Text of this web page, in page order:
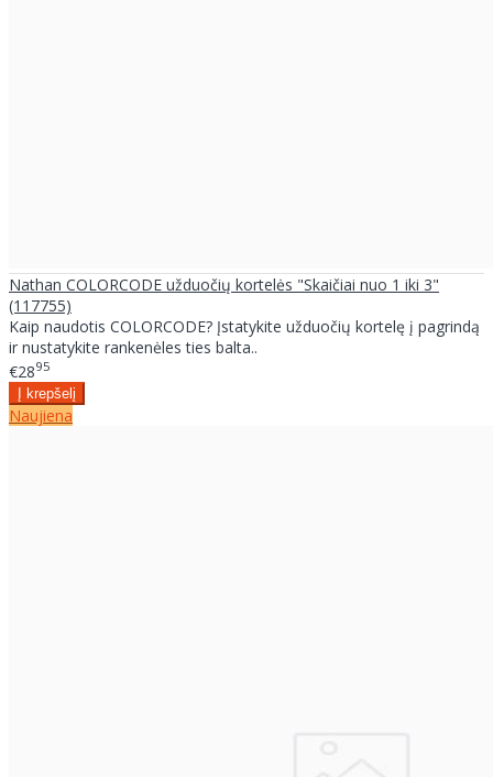
Nathan COLORCODE užduočių kortelės "Skaičiai nuo 1 iki 3"
(117755)
Kaip naudotis COLORCODE? Įstatykite užduočių kortelę į pagrindą
ir nustatykite rankenėles ties balta..
€2895
Naujiena